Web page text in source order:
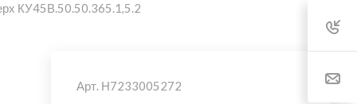
КУ45В.50.50.365.1,5.2
Арт. Н7233005272